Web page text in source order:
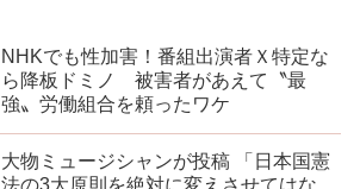
NHKでも性加害！番組出演者Ｘ特定な
ら降板ドミノ 被害者があえて〝最
強〟労働組合を頼ったワケ
大物ミュージシャンが投稿 「日本国憲
法の3大原則を絶対に変えさせてはな